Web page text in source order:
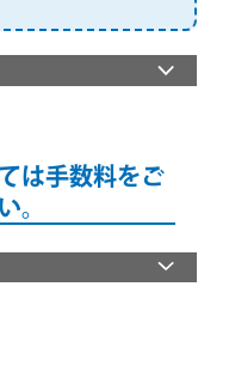
は手数料をご
。